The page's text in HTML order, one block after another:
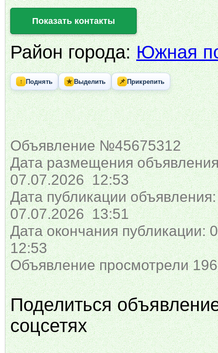
Показать контакты
Район города:Южная
↑ Поднять ★ Выделить 📌 Прикрепить
Объявление №45675312
Дата размещения
07.07.2026 12:53
Дата публикации объявления:
07.07.2026 13:51
Дата окончания публикации:
12:53
Объявление просмотрели
Поделиться
соцсетях